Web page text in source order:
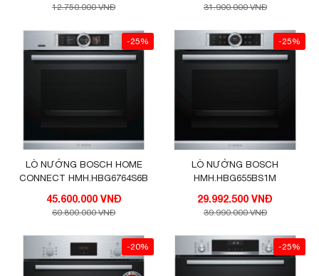
12.750.000 VNĐ 31.900.000 VNĐ
-25%
LÒ NƯỚNG BOSCH HOME
CONNECT HMH.HBG6764S6B
45.600.000 VNĐ
60.800.000 VNĐ
-25%
LÒ NƯỚNG BOSCH
HMH.HBG655BS1M
29.992.500 VNĐ
39.990.000 VNĐ
-20% -25%